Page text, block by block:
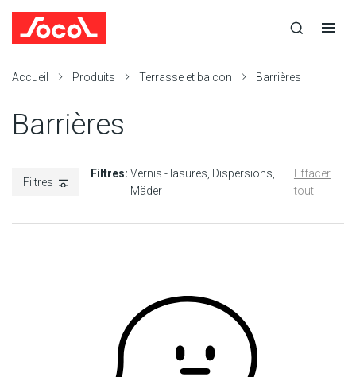
recherche
recherche
navigation
Accueil Produits Terrasse et balcon Barrières
Barrières
Filtres
Filtres:Vernis - lasures Dispersions
Mäder
Effacer
tout